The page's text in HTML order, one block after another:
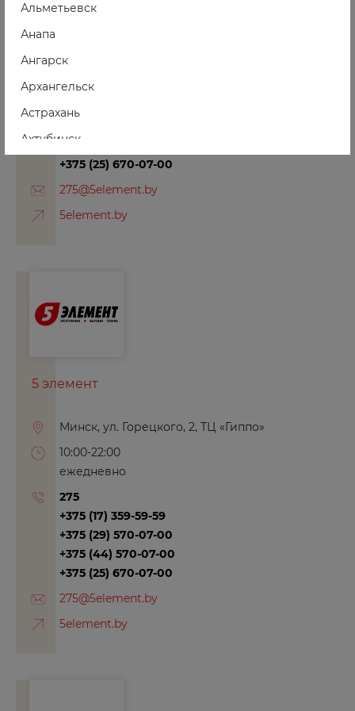
ежедневно
275
+375 (17) 359-59-59
+375 (25) 670-07-00
275@5element.by
5element.by
5 элемент
Минск, ул. Горецкого, 2, ТЦ «Гиппо»
10:00-22:00
ежедневно
275
+375 (17) 359-59-59
+375 (29) 570-07-00
+375 (44) 570-07-00
+375 (25) 670-07-00
275@5element.by
5element.by
Альметьевск
Анапа
Ангарск
Архангельск
Астрахань
Ахтубинск
Ачинск
Барнаул
Боготол
Боровичи
Брянск
Буйнакск
Великие Луки
Великий Новгород
Вельск
Владивосток